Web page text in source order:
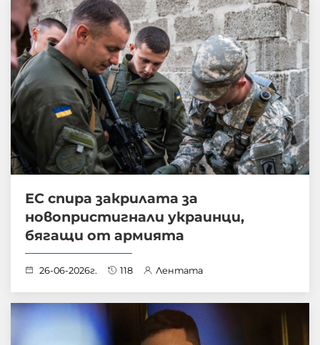
ЕС спира закрилата за
новопристигнали украинци,
бягащи от армията
26-06-2026г. 118 Лентата